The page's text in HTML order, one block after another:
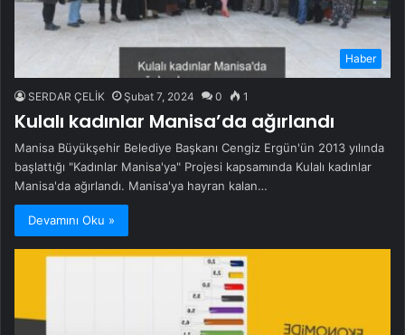
Haber
SERDAR ÇELİK Şubat 7, 2024 0 1
Kulalı kadınlar Manisa’da ağırlandı
Manisa Büyükşehir Belediye Başkanı Cengiz Ergün'ün 2013 yılında
başlattığı "Kadınlar Manisa'ya" Projesi kapsamında Kulalı kadınlar
Manisa'da ağırlandı. Manisa'ya hayran kalan…
Devamını Oku »